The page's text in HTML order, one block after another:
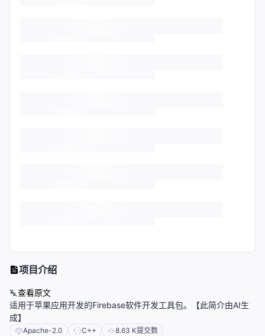
项目介绍
查看原文
适用于苹果应用开发的Firebase软件开发工具包。【此简介由AI生
成】
Apache-2.0 C++ 8.63 K提交数